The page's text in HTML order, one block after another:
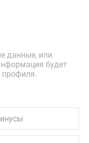
данные, или
будет
профиля.